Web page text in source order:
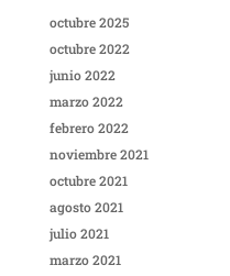
octubre 2025
octubre 2022
junio 2022
marzo 2022
febrero 2022
noviembre 2021
octubre 2021
agosto 2021
julio 2021
marzo 2021